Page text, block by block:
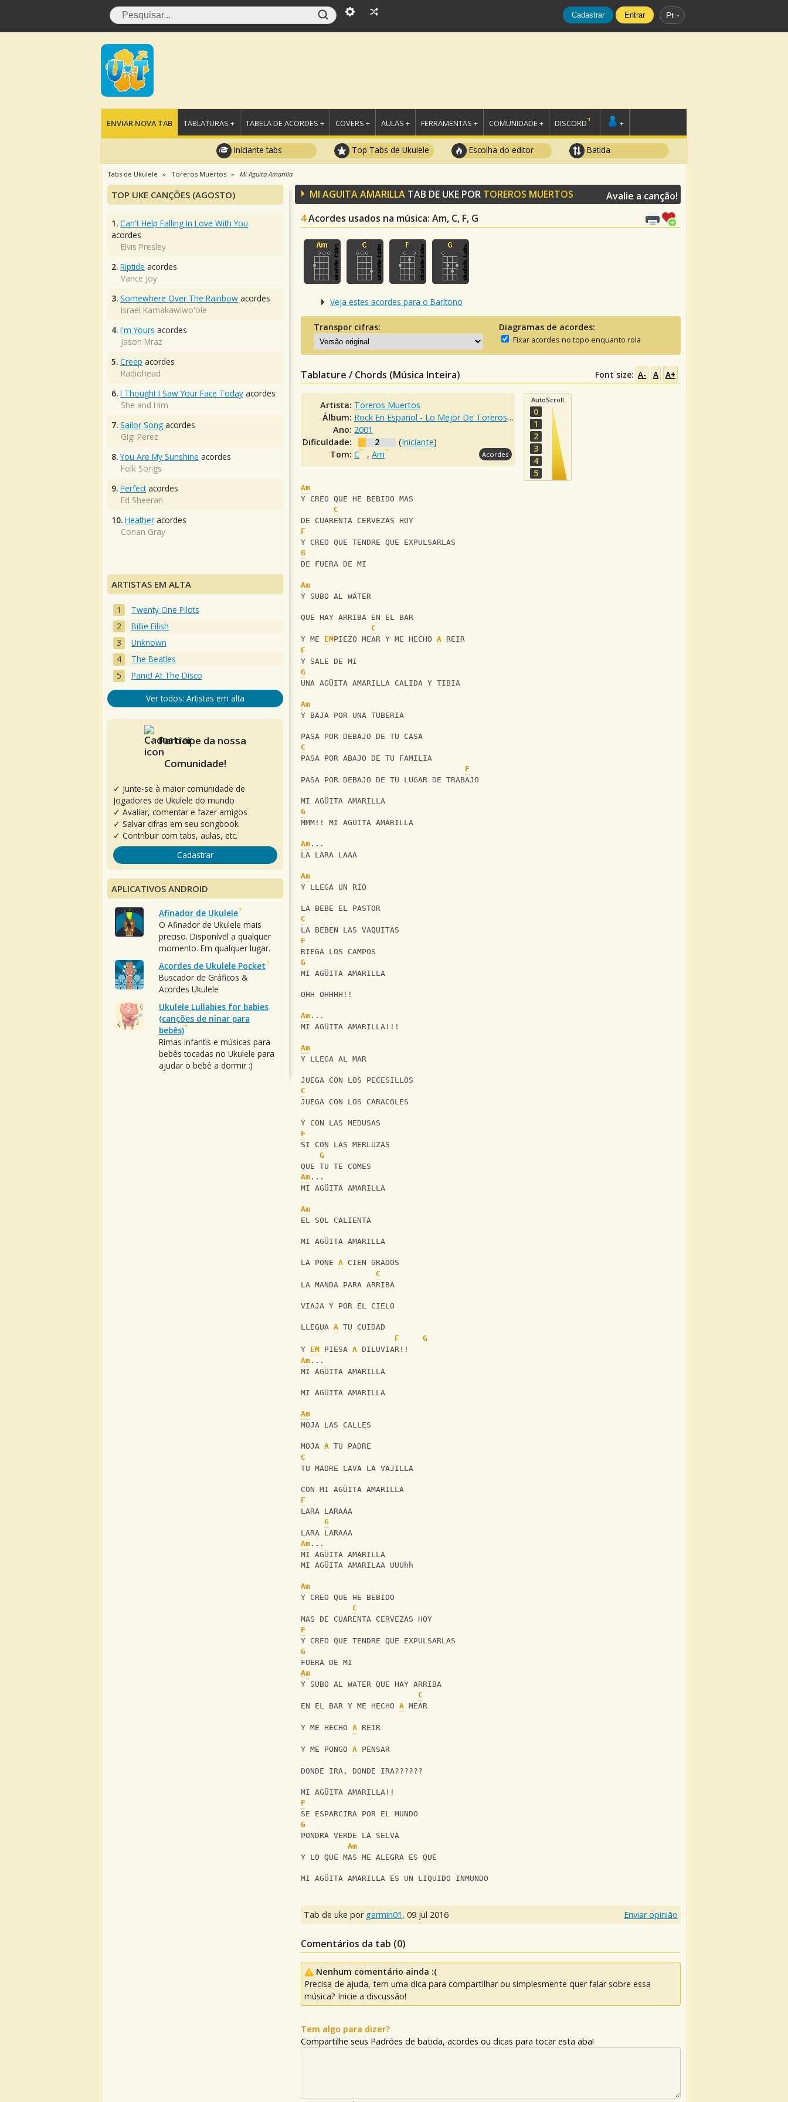
Cadastrar Entrar Pt
ENVIAR NOVA TAB TABLATURAS + TABELA DE ACORDES + COVERS + AULAS + FERRAMENTAS + COMUNIDADE + DISCORD +
Iniciante tabs Top Tabs de Ukulele Escolha do editor Batida
Tabs de Ukulele Toreros Muertos Mi Aguita Amarilla
MI AGUITA AMARILLA TAB DE UKE POR TOREROS MUERTOS
4Acordes usados na música: Am, C, F, G
Avalie a canção!
Veja estes acordes para o Barítono
Transpor cifras: Diagramas de acordes:
Fixar acordes no topo enquanto rola
Tablature / Chords (Música Inteira) Font size: A- A A+
Artista: Toreros Muertos
Álbum: Rock En Español - Lo Mejor De Toreros Muertos
Ano: 2001
Dificuldade:
2 (Iniciante)
Tom:C ,Am Acordes
AutoScroll
0
1
2
3
4
5
Am
Y CREO QUE HE BEBIDO MAS
C
DE CUARENTA CERVEZAS HOY
F
Y CREO QUE TENDRE QUE EXPULSARLAS
G
DE FUERA DE MI
Am
Y SUBO AL WATER
QUE HAY ARRIBA EN EL BAR
C
Y ME EMPIEZO MEAR Y ME HECHO A REIR
F
Y SALE DE MI
G
UNA AGÜITA AMARILLA CALIDA Y TIBIA
Am
Y BAJA POR UNA TUBERIA
PASA POR DEBAJO DE TU CASA
C
PASA POR ABAJO DE TU FAMILIA
F
PASA POR DEBAJO DE TU LUGAR DE TRABAJO
MI AGÜITA AMARILLA
G
MMM!! MI AGÜITA AMARILLA
Am ...
LA LARA LAAA
Am
Y LLEGA UN RIO
LA BEBE EL PASTOR
C
LA BEBEN LAS VAQUITAS
F
RIEGA LOS CAMPOS
G
MI AGÜITA AMARILLA
OHH OHHHH!!
Am ...
MI AGÜITA AMARILLA!!!
Am
Y LLEGA AL MAR
JUEGA CON LOS PECESILLOS
C
JUEGA CON LOS CARACOLES
Y CON LAS MEDUSAS
F
SI CON LAS MERLUZAS
G
QUE TU TE COMES
Am ...
MI AGÜITA AMARILLA
Am
EL SOL CALIENTA
MI AGÜITA AMARILLA
LA PONE A CIEN GRADOS
C
LA MANDA PARA ARRIBA
VIAJA Y POR EL CIELO
LLEGUA A TU CUIDAD
F
G
Y EM PIESA A DILUVIAR!!
Am ...
MI AGÜITA AMARILLA
MI AGÜITA AMARILLA
Am
MOJA LAS CALLES
MOJA A TU PADRE
C
TU MADRE LAVA LA VAJILLA
CON MI AGÜITA AMARILLA
F
LARA LARAAA
G
LARA LARAAA
Am ...
MI AGÜITA AMARILLA
MI AGÜITA AMARILAA UUUhh
Am
Y CREO QUE HE BEBIDO
C
MAS DE CUARENTA CERVEZAS HOY
F
Y CREO QUE TENDRE QUE EXPULSARLAS
G
FUERA DE MI
Am
Y SUBO AL WATER QUE HAY ARRIBA
C
EN EL BAR Y ME HECHO A MEAR
Y ME HECHO A REIR
Y ME PONGO A PENSAR
DONDE IRA, DONDE IRA??????
MI AGÜITA AMARILLA!!
F
SE ESPARCIRA POR EL MUNDO
G
PONDRA VERDE LA SELVA
Am
Y LO QUE MAS ME ALEGRA ES QUE
MI AGÜITA AMARILLA ES UN LIQUIDO INMUNDO
Tab de uke por germin01 , 09 jul 2016 Enviar opinião
Comentários da tab (0)
Nenhum comentário ainda :(
Precisa de ajuda, tem uma dica para compartilhar ou simplesmente quer falar sobre essa
música? Inicie a discussão!
Tem algo para dizer?
Compartilhe seus Padrões de batida, acordes ou dicas para tocar esta aba!
TOP UKE CANÇÕES (AGOSTO)
1. Can't Help Falling In Love With You
acordes
Elvis Presley
2. Riptide acordes
Vance Joy
3. Somewhere Over The Rainbow acordes
Israel Kamakawiwo'ole
4. I'm Yours acordes
Jason Mraz
5. Creep acordes
Radiohead
6. I Thought I Saw Your Face Today acordes
She and Him
7. Sailor Song acordes
Gigi Perez
8. You Are My Sunshine acordes
Folk Songs
9. Perfectacordes
Ed Sheeran
10. Heather acordes
Conan Gray
ARTISTAS EM ALTA
Twenty One Pilots
Billie Eilish
Unknown
The Beatles
Panic! At The Disco
Ver todos: Artistas em alta
Participe da nossa
Comunidade!
✓ Junte-se à maior comunidade de
Jogadores de Ukulele do mundo
✓ Avaliar, comentar e fazer amigos
✓ Salvar cifras em seu songbook
✓ Contribuir com tabs, aulas, etc.
Cadastrar
APLICATIVOS ANDROID
Afinador de Ukulele
O Afinador de Ukulele mais
preciso. Disponível a qualquer
momento. Em qualquer lugar.
Acordes de Ukulele Pocket
Buscador de Gráficos &
Acordes Ukulele
Ukulele Lullabies for babies
(canções de ninar para
bebês)
Rimas infantis e músicas para
bebês tocadas no Ukulele para
ajudar o bebê a dormir :)